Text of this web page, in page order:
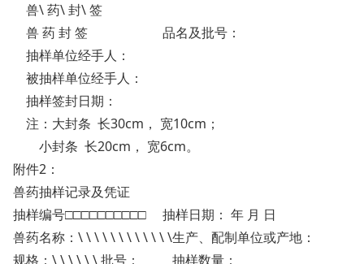
兽\ 药\ 封\ 签
兽 药 封 签 品名及批号：
抽样单位经手人：
被抽样单位经手人：
抽样签封日期：
注：大封条 长30cm， 宽10cm；
小封条 长20cm， 宽6cm。
附件2：
兽药抽样记录及凭证
抽样编号□□□□□□□□□□ 抽样日期： 年 月 日
兽药名称：\ \ \ \ \ \ \ \ \ \ \ \生产、配制单位或产地：
规格：\ \ \ \ \ \ 批号： 抽样数量：